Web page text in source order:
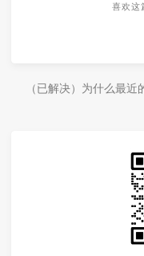
喜欢这
（已解决）为什么最